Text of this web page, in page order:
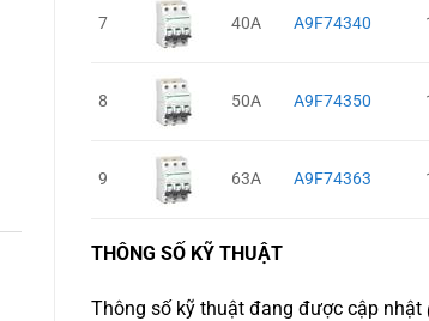
7 40A A9F74340
8 50A A9F74350
9 63A A9F74363
THÔNG SỐ KỸ THUẬT
Thông số kỹ thuật đang được cập nhật